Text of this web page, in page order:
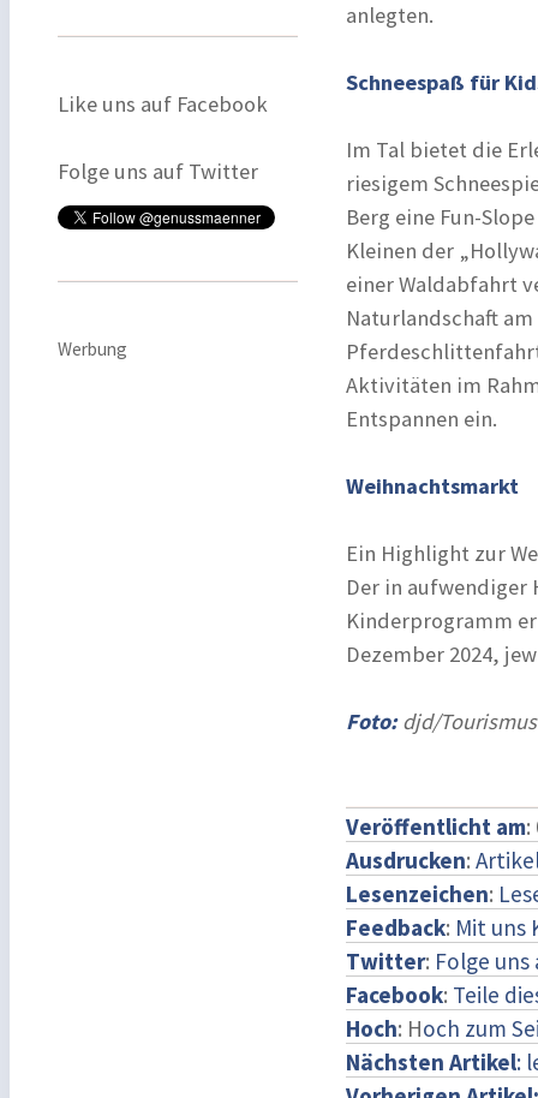
Like uns auf Facebook
Folge uns auf Twitter
Werbung
anlegten.
Schneespaß für
Im Tal bietet die
riesigem
Berg eine Fun-
Kleinen der
einer Waldabfahrt
Naturlandschaft
Aktivitäten im
Entspannen ein.
Weihnachtsmarkt
Ein Highlight zur
Der in aufwendiger
Kinderprogramm
Dezember 2024,
Foto:djd/
Veröffentlicht am:
Ausdrucken:
Lesenzeichen:
Feedback: Mit uns
Twitter: Folge
Facebook: Teile
Hoch: Hoch zum
Nächsten Artikel: